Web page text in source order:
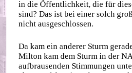
in die Öffentlichkeit, die für
sind? Das ist bei einer solch
nicht ausgeschlossen.
Da kam ein anderer Sturm
Milton kam dem Sturm in der
aufbrausenden Stimmungen